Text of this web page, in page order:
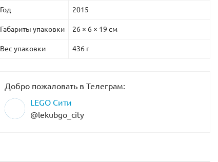
Год 2015
Габариты упаковки 26 × 6 × 19 см
Вес упаковки 436 г
Добро пожаловать в Телеграм:
LEGO Сити
@lekubgo_city